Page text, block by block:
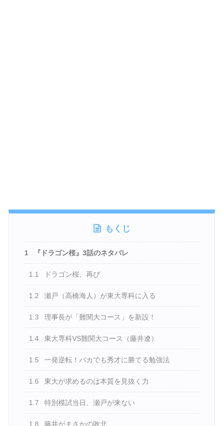
もくじ
1 『ドラゴン桜』3話のネタバレ
1.1 ドラゴン桜、再び
1.2 瀬戸（高橋海人）が東大専科に入る
1.3 理事長が「難関大コース」を新設！
1.4 東大専科VS難関大コース（藤井遼）
1.5 一発逆転！バカでも秀才に勝てる勉強法
1.6 東大が求めるのは本質を見抜く力
1.7 特別模試当日、瀬戸が来ない
1.8 藤井がまさかの敗北